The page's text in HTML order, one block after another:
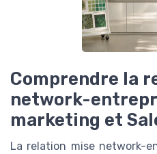
Comprendre la
network-
marketing et
La relation mise network-